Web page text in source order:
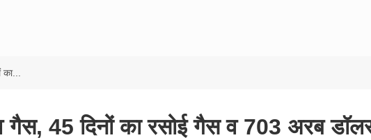
गैस, 45 दिनों का रसोई गैस व 703 अरब